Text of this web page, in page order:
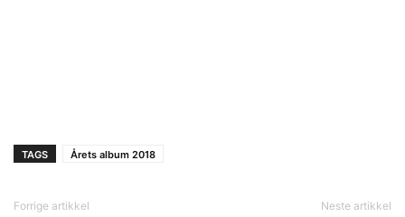
TAGS Årets album 2018
Forrige artikkel Neste artikkel